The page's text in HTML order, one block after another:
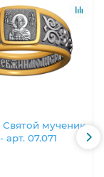
Святой мученик
арт. 07.071